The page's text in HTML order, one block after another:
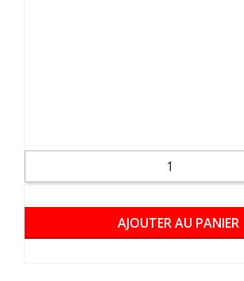
AJOUTER AU PANIER